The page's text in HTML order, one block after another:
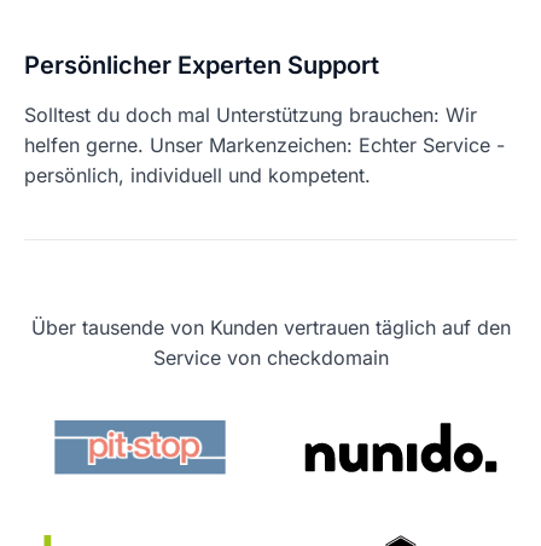
Persönlicher Experten Support
Solltest du doch mal Unterstützung brauchen: Wir
helfen gerne. Unser Markenzeichen: Echter Service -
persönlich, individuell und kompetent.
Über tausende von Kunden vertrauen täglich auf den
Service von checkdomain